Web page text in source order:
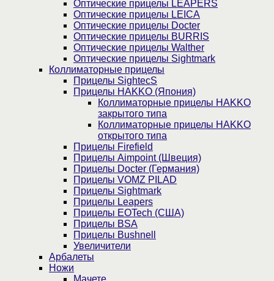
Оптические прицелы LEAPERS
Оптические прицелы LEICA
Оптические прицелы Docter
Оптические прицелы BURRIS
Оптические прицелы Walther
Оптические прицелы Sightmark
Коллиматорные прицелы
Прицелы SightecS
Прицелы HAKKO (Япония)
Коллиматорные прицелы HAKKO
закрытого типа
Коллиматорные прицелы HAKKO
открытого типа
Прицелы Firefield
Прицелы Aimpoint (Швеция)
Прицелы Docter (Германия)
Прицелы VOMZ PILAD
Прицелы Sightmark
Прицелы Leapers
Прицелы EOTech (США)
Прицелы BSA
Прицелы Bushnell
Увеличители
Арбалеты
Ножи
Мачете